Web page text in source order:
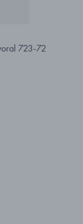
723-72